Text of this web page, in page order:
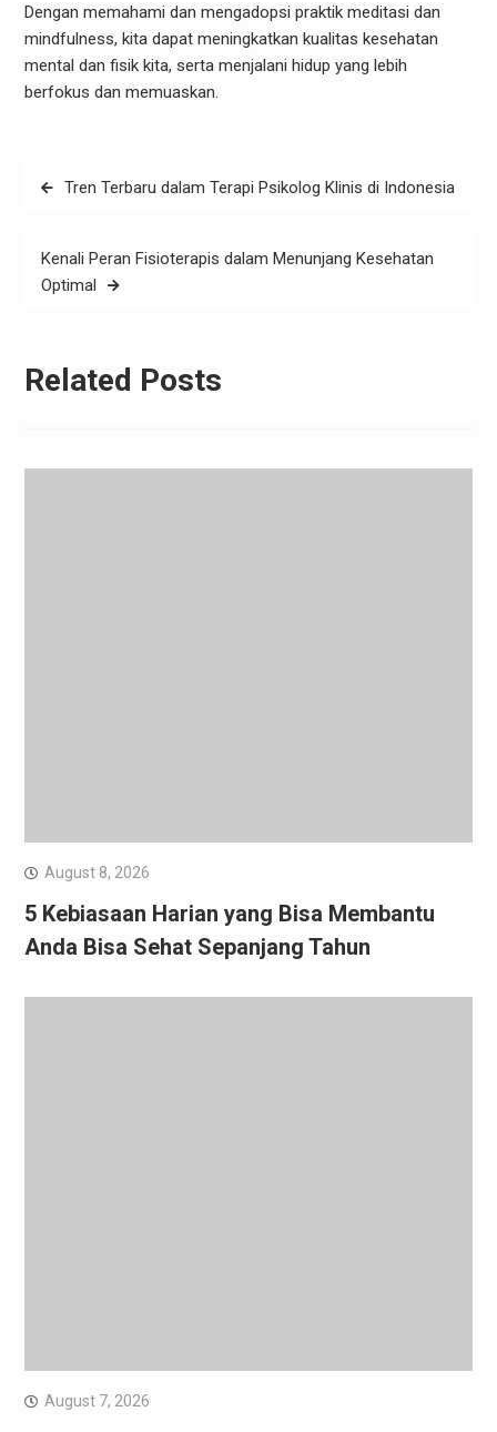
Dengan memahami dan mengadopsi praktik meditasi dan
mindfulness, kita dapat meningkatkan kualitas kesehatan
mental dan fisik kita, serta menjalani hidup yang lebih
berfokus dan memuaskan.
PostTren Terbaru dalam Terapi Psikolog Klinis di Indonesia
Kenali Peran Fisioterapis dalam Menunjang Kesehatan
Optimal
Related Posts
August 8, 2026
5 Kebiasaan Harian yang Bisa Membantu
Anda Bisa Sehat Sepanjang Tahun
August 7, 2026